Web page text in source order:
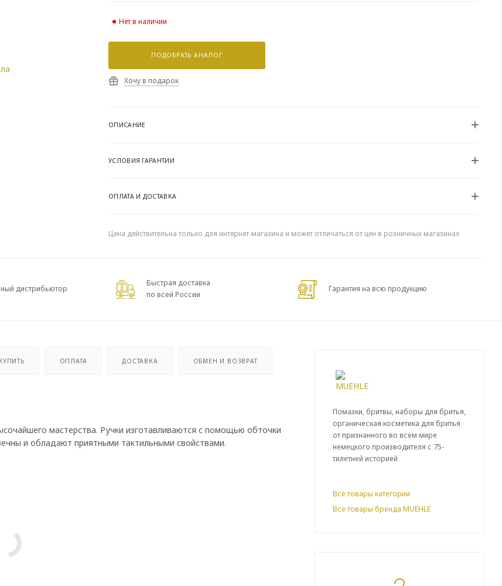
Нет в наличии
ПОДОБРАТЬ АНАЛОГ
Хочу в подарок
ОПИСАНИЕ
УСЛОВИЯ ГАРАНТИИ
ОПЛАТА И ДОСТАВКА
Цена действительна только для интернет-магазина и может отличаться от цен в розничных магазинах
дистрибьютор
Быстрая доставка
по всей России
Гарантия на всю продукцию
ОПЛАТА ДОСТАВКА ОБМЕН И ВОЗВРАТ
мастерства. Ручки изготавливаются с помощью обточки
и обладают приятными тактильными свойствами.
Помазки, бритвы, наборы для бритья,
органическая косметика для бритья
от признанного во всем мире
немецкого производителя с 75-
тилетней историей
Все товары категории
Все товары бренда MUEHLE